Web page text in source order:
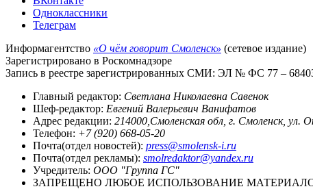
Одноклассники
Телеграм
Информагентство «О чём говорит Смоленск» (сетевое издание)
Зарегистрировано в Роскомнадзоре
Запись в реестре зарегистрированных СМИ: ЭЛ № ФС 77 –
Главный редактор: Светлана Николаевна Савенок
Шеф-редактор: Евгений Валерьевич Ванифатов
Адрес редакции: 214000,Смоленская обл, г. Смоленск, ул.
Телефон: +7 (920) 668-05-20
Почта(отдел новостей): press@smolensk-i.ru
Почта(отдел рекламы): smolredaktor@yandex.ru
Учредитель: ООО "Группа ГС"
ЗАПРЕЩЕНО ЛЮБОЕ ИСПОЛЬЗОВАНИЕ